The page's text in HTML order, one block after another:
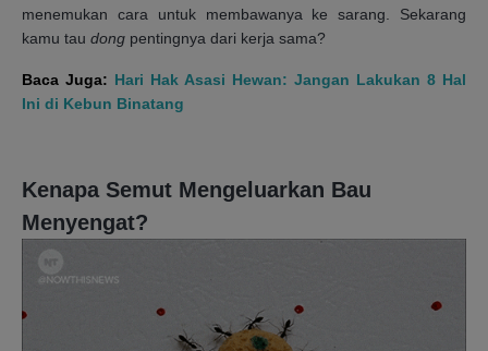
menemukan cara untuk membawanya ke sarang. Sekarang
kamu tau dong pentingnya dari kerja sama?
Baca Juga: Hari Hak Asasi Hewan: Jangan Lakukan 8 Hal
Ini di Kebun Binatang
Kenapa Semut Mengeluarkan Bau
Menyengat?